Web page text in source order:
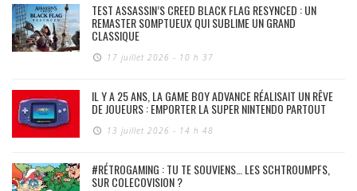
TEST ASSASSIN’S CREED BLACK FLAG RESYNCED : UN
REMASTER SOMPTUEUX QUI SUBLIME UN GRAND
CLASSIQUE
17 juillet 2026 - 10 h 37
IL Y A 25 ANS, LA GAME BOY ADVANCE RÉALISAIT UN RÊVE
DE JOUEURS : EMPORTER LA SUPER NINTENDO PARTOUT
13 juillet 2026 - 14 h 48
#RÉTROGAMING : TU TE SOUVIENS… LES SCHTROUMPFS,
SUR COLECOVISION ?